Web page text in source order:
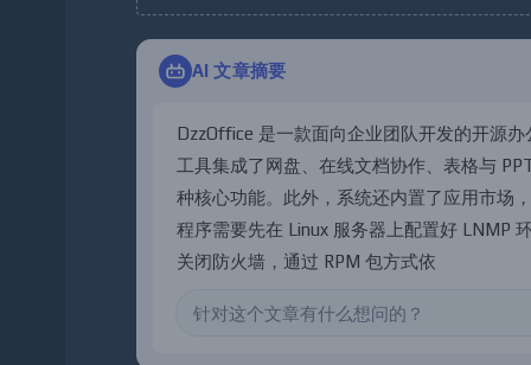
AI 文章摘要
DzzOffice 是一款面向企业团 队开发的开源办
工具集成了网盘 在线文档协作 表格与 PP
种核心功能。 此外 ， 系统还内置了应用市场 ，
程序需要先在 L inux 服务器 上配置好 L NMP
关闭防火墙 ， 通过 RPM 包方式依